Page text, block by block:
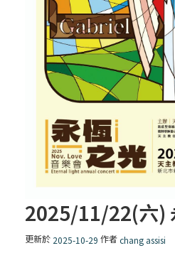
更新於 2025-10-29 作者chang assisi